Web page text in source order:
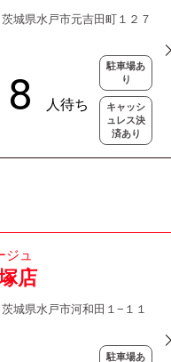
城県水戸市元吉田町１２７
駐車場あ
り
キャッシ
ュレス決
済あり
ジュ
店
城県水戸市河和田１−１１
駐車場あ